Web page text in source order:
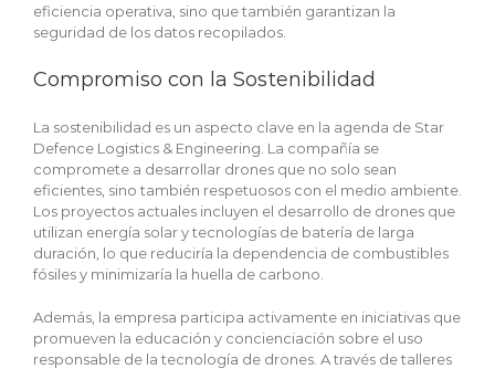
eficiencia operativa, sino que también garantizan la
seguridad de los datos recopilados.
Compromiso con la Sostenibilidad
La sostenibilidad es un aspecto clave en la agenda de Star
Defence Logistics & Engineering. La compañía se
compromete a desarrollar drones que no solo sean
eficientes, sino también respetuosos con el medio ambiente.
Los proyectos actuales incluyen el desarrollo de drones que
utilizan energía solar y tecnologías de batería de larga
duración, lo que reduciría la dependencia de combustibles
fósiles y minimizaría la huella de carbono.
Además, la empresa participa activamente en iniciativas que
promueven la educación y concienciación sobre el uso
responsable de la tecnología de drones. A través de talleres